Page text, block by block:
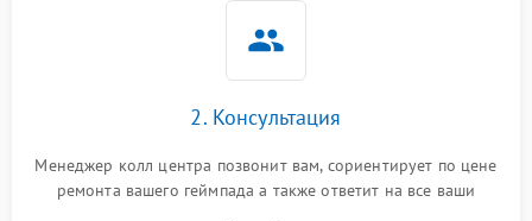
2. Консультация
Менеджер колл центра позвонит вам, сориентирует по цене
ремонта вашего геймпада а также ответит на все ваши